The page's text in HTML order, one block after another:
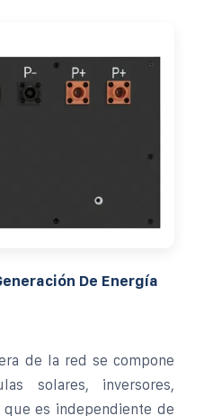
De Energía
de la red se compone
solares, inversores,
es independiente de